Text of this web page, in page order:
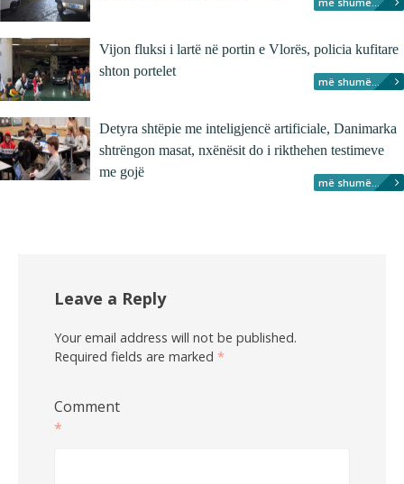
Vijon fluksi i lartë në portin e Vlorës, policia kufitare
shton portelet
më shumë...
Detyra shtëpie me inteligjencë artificiale, Danimarka
shtrëngon masat, nxënësit do i rikthehen testimeve
me gojë
më shumë...
Leave a Reply
Your email address will not be published.
Required fields are marked *
Comment
*